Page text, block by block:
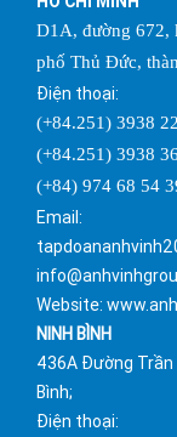
D1A, đường 672,
phố Thủ Đức,
Điện thoại:
(+84.251) 3938
(+84.251) 3938
(+84) 974 68 54
Email:
Website:
NINH BÌNH
436A Đường Trần
Bình;
Điện thoại: